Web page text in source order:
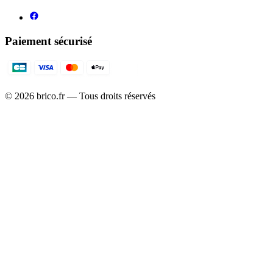
Paiement sécurisé
© 2026 brico.fr — Tous droits réservés